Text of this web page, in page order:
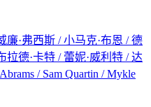
廉·弗西斯 / 小马克·布恩 / 德
拉德·卡特 / 蕾妮·威利特 / 达
/ Sam Quartin / Mykle